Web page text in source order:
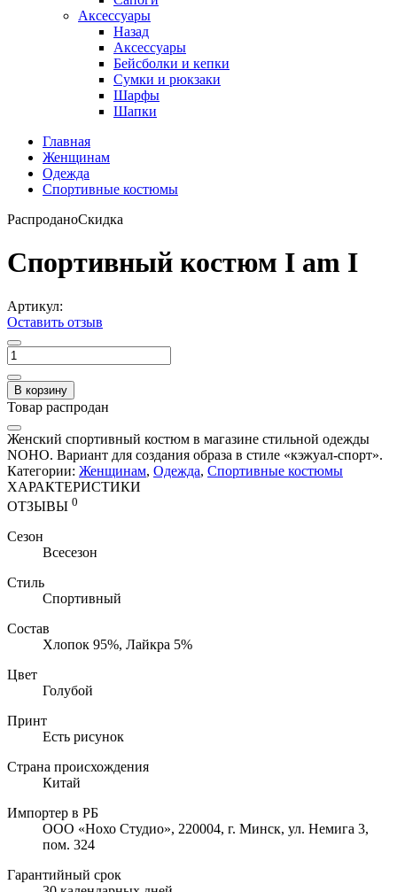
Аксессуары
Назад
Аксессуары
Бейсболки и кепки
Сумки и рюкзаки
Шарфы
Шапки
Главная
Женщинам
Одежда
Спортивные костюмы
РаспроданоСкидка
Спортивный костюм I am I
Артикул:
Оставить отзыв
В корзину
Товар распродан
Женский спортивный костюм в магазине стильной одежды
NOHO. Вариант для создания образа в стиле «кэжуал-спорт».
Категории: Женщинам, Одежда, Спортивные костюмы
ХАРАКТЕРИСТИКИ
ОТЗЫВЫ 0
Сезон
Всесезон
Стиль
Спортивный
Состав
Хлопок 95%, Лайкра 5%
Цвет
Голубой
Принт
Есть рисунок
Страна происхождения
Китай
Импортер в РБ
ООО «Нохо Студио», 220004, г. Минск, ул. Немига 3,
пом. 324
Гарантийный срок